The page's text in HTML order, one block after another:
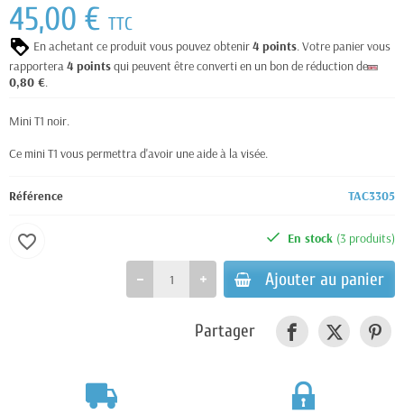
45,00 € TTC
En achetant ce produit vous pouvez obtenir4 points. Votre panier vous
rapportera4 pointsqui peuvent être converti en un bon de réduction de
0,80 €.
Mini T1 noir.
Ce mini T1 vous permettra d'avoir une aide à la visée.
Référence TAC3305
En stock (3 produits)
Ajouter au panier
favorite_border
Partager